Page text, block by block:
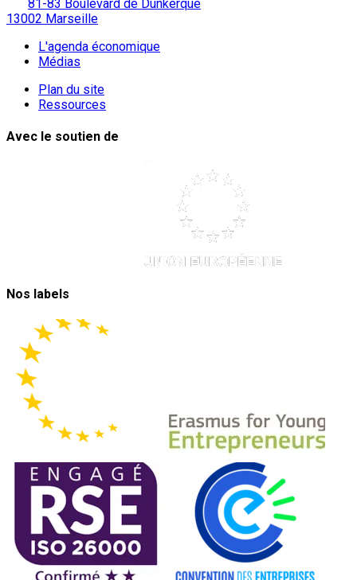
81-83 Boulevard de Dunkerque
13002 Marseille
L'agenda économique
Médias
Plan du site
Ressources
Avec le soutien de
Nos labels